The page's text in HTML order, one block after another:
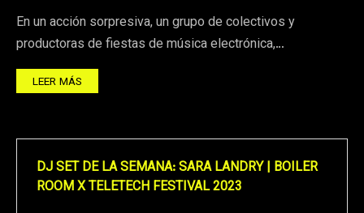
En un acción sorpresiva, un grupo de colectivos y
productoras de fiestas de música electrónica,…
LEER MÁS
DJ SET DE LA SEMANA: SARA LANDRY | BOILER
ROOM X TELETECH FESTIVAL 2023